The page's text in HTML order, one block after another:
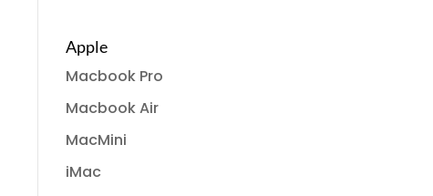
Apple
Macbook Pro
Macbook Air
MacMini
iMac